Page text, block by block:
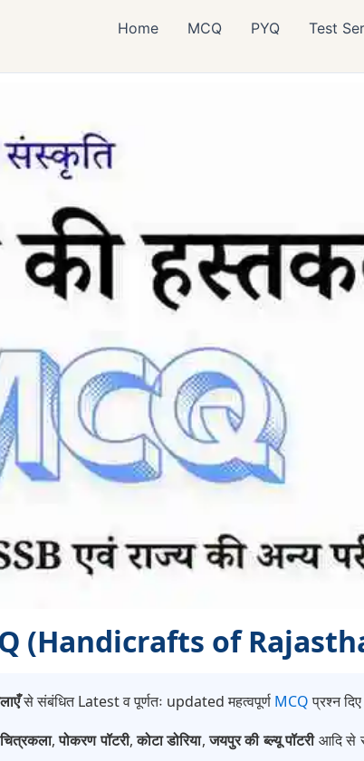
Home MCQ PYQ Test
(Handicrafts of
से संबंधित Latest व पूर्णतः updated महत्वपूर्ण MCQप्रश्न
,पोकरण पॉटरी,कोटा डोरिया,जयपुर की ब्ल्यू पॉटरीआदि से